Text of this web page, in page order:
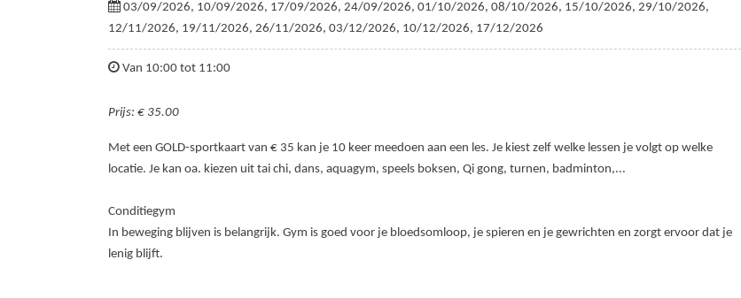
03/09/2026, 10/09/2026, 17/09/2026, 24/09/2026, 01/10/2026, 08/10/2026, 15/10/2026, 29/10/2026,
12/11/2026, 19/11/2026, 26/11/2026, 03/12/2026, 10/12/2026, 17/12/2026
Van 10:00 tot 11:00
Prijs: € 35.00
Met een GOLD-sportkaart van € 35 kan je 10 keer meedoen aan een les. Je kiest zelf welke lessen je volgt op welke
locatie. Je kan oa. kiezen uit tai chi, dans, aquagym, speels boksen, Qi gong, turnen, badminton,...
Conditiegym
In beweging blijven is belangrijk. Gym is goed voor je bloedsomloop, je spieren en je gewrichten en zorgt ervoor dat je
lenig blijft.